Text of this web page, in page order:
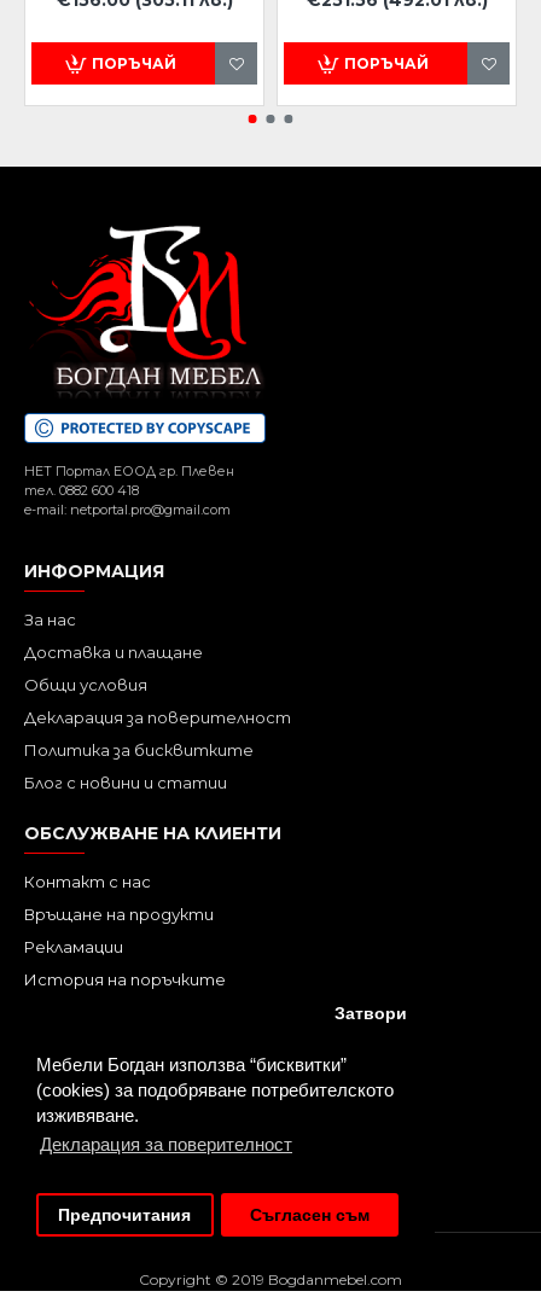
Мебели Богдан използва “бисквитки”
(cookies) за подобряване потребителското
изживяване.
Декларация за поверителност
Затвори
Предпочитания Съгласен съм
ПОРЪЧАЙ ПОРЪЧАЙ
НЕТ Портал ЕООД гр. Плевен
тел. 0882 600 418
e-mail: netportal.pro@gmail.com
ИНФОРМАЦИЯ
За нас
Доставка и плащане
Общи условия
Декларация за поверителност
Политика за бисквитките
Блог с новини и статии
ОБСЛУЖВАНЕ НА КЛИЕНТИ
Контакт с нас
Връщане на продукти
Рекламации
История на поръчките
Профил
ХАРЕСАЙ НИ ВЪВ FACEBOOK
Copyright © 2019 Bogdanmebel.com